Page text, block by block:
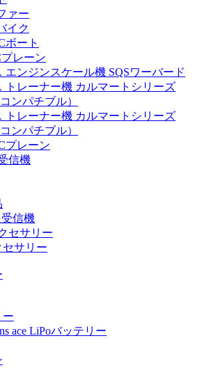
ァー
イク
ボート
レーン
エンジンスケール機 SQSワーバード
トレーナー機 カルマートシリーズ
コンパチブル）
トレーナー機 カルマートシリーズ
コンパチブル）
プレーン
信機
受信機
セサリー
サリー
ー
ace LiPoバッテリー